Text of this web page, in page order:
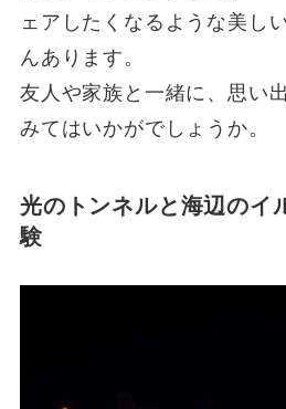
ェアしたくなるような美し
んあります。
友人や家族と一緒に、思い
みてはいかがでしょうか。
光のトンネルと海辺のイ
験